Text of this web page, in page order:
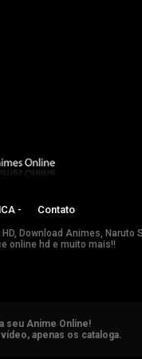
- Contato
Download Animes, Naruto
online hd e muito mais!!
seu Anime Online!
apenas os cataloga.